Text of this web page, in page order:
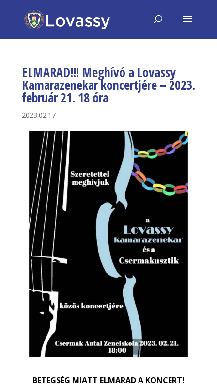
ELMARAD!!! Meghívó a Lovassy
Kamarazenekar koncertjére – 2023.
február 21. 18 óra
2023.02.17
BETEGSÉG MIATT ELMARAD A KONCERT!